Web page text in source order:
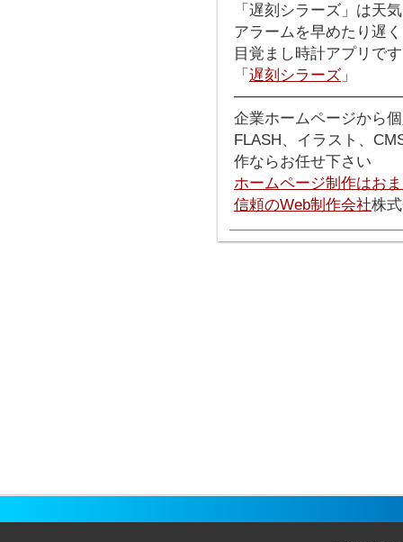
「遅刻シラーズ」は天
アラームを早めたり遅
目覚まし時計アプリで
「 遅刻シラーズ 」
企業ホームページから
FLASH、イラスト、
作ならお任せ下さい
ホームページ制作はお
信頼のWeb制作会社株